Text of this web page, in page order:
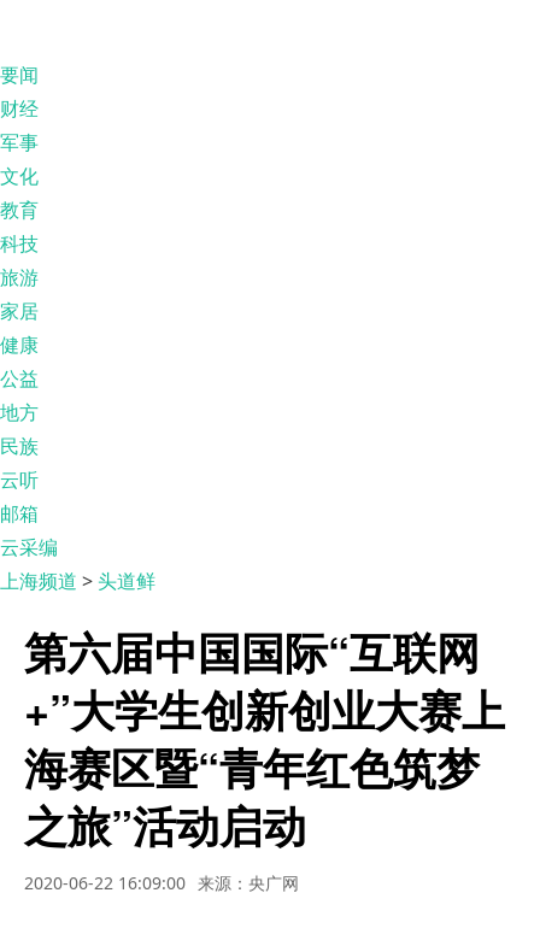
要闻
财经
军事
文化
教育
科技
旅游
家居
健康
公益
地方
民族
云听
邮箱
云采编
上海频道 >头道鲜
第六届中国国际“互联网
+”大学生创新创业大赛上
海赛区暨“青年红色筑梦
之旅”活动启动
2020-06-22 16:09:00 来源：央广网